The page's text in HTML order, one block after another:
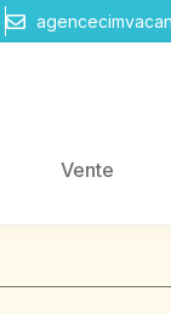
Vente